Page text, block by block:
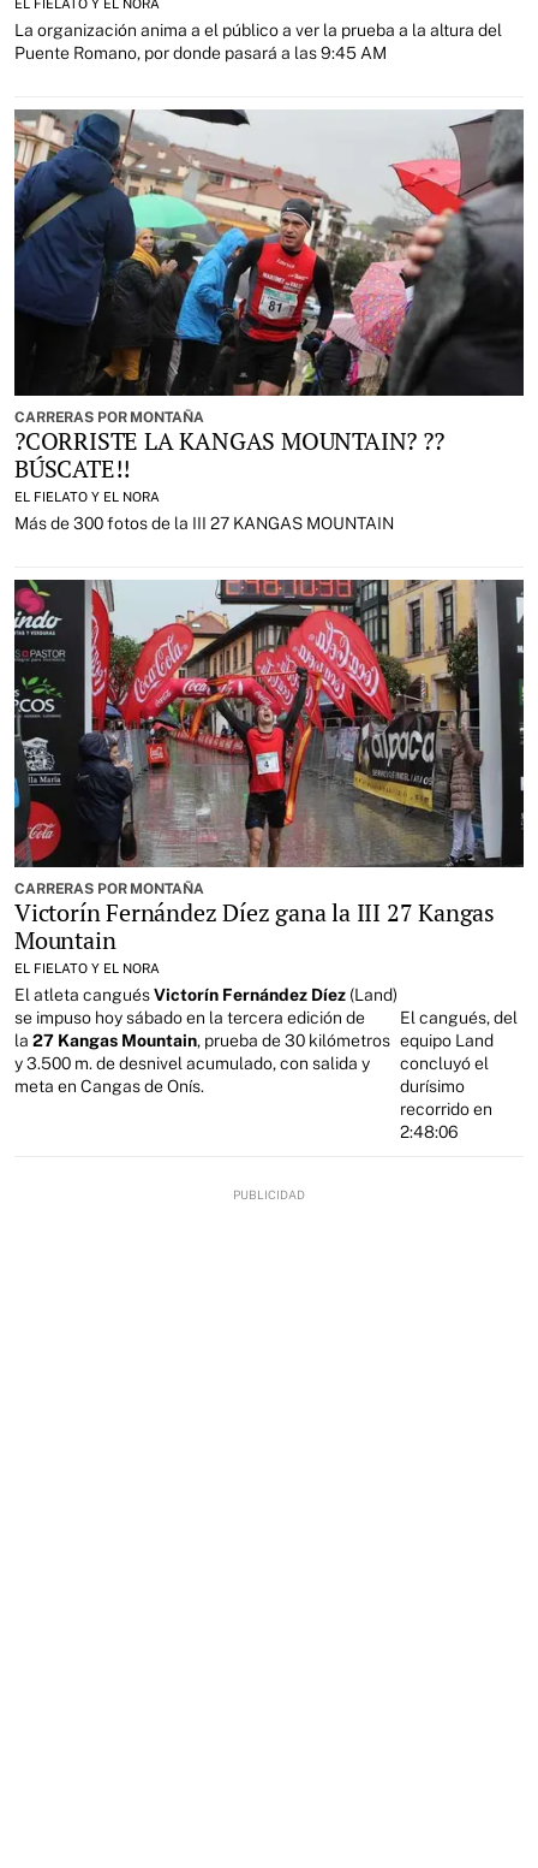
EL FIELATO Y EL NORA
La organización anima a el público a ver la prueba a la altura del
Puente Romano, por donde pasará a las 9:45 AM
CARRERAS POR MONTAÑA
?CORRISTE LA KANGAS MOUNTAIN? ??
BÚSCATE!!
EL FIELATO Y EL NORA
Más de 300 fotos de la III 27 KANGAS MOUNTAIN
CARRERAS POR MONTAÑA
Victorín Fernández Díez gana la III 27 Kangas
Mountain
EL FIELATO Y EL NORA
El atleta canguésVictorín Fernández Díez (Land)
se impuso hoy sábado en la tercera edición de
la 27 Kangas Mountain, prueba de 30 kilómetros
y 3.500 m. de desnivel acumulado, con salida y
meta en Cangas de Onís.
El cangués, del
equipo Land
concluyó el
durísimo
recorrido en
2:48:06